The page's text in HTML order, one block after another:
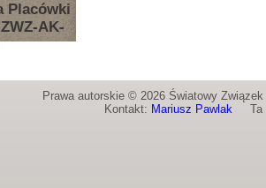
Placówki
AK-
Prawa autorskie © 2026 Światowy
Kontakt: Mariusz PawlakTa